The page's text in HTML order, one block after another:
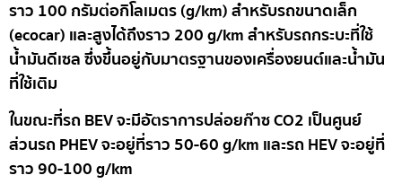
ราว 100 กรัมต่อกิโลเมตร (g/km) สำหรับรถขนาดเล็ก
(ecocar) และสูงได้ถึงราว 200 g/km สำหรับรถกระบะที่ใช้
น้ำมันดีเซล ซึ่งขึ้นอยู่กับมาตรฐานของเครื่องยนต์และน้ำมัน
ที่ใช้เติม
ในขณะที่รถ BEV จะมีอัตราการปล่อยก๊าซ CO2 เป็นศูนย์
ส่วนรถ PHEV จะอยู่ที่ราว 50-60 g/km และรถ HEV จะอยู่ที่
ราว 90-100 g/km